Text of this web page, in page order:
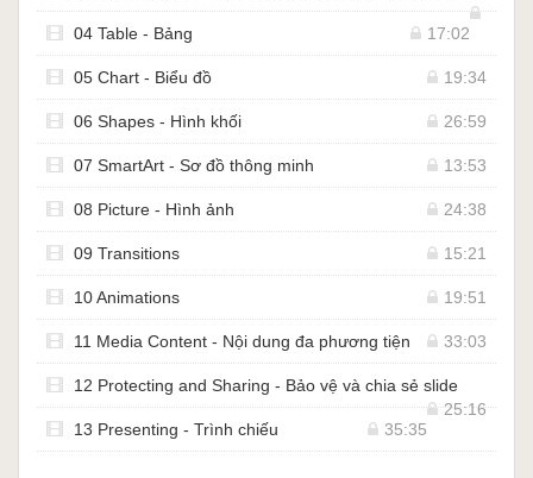
04 Table - Bảng 17:02
05 Chart - Biểu đồ 19:34
06 Shapes - Hình khối 26:59
07 SmartArt - Sơ đồ thông minh 13:53
08 Picture - Hình ảnh 24:38
09 Transitions 15:21
10 Animations 19:51
11 Media Content - Nội dung đa phương tiện 33:03
12 Protecting and Sharing - Bảo vệ và chia sẻ slide
25:16
13 Presenting - Trình chiếu
35:35